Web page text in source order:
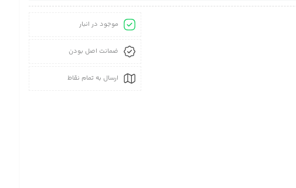
موجود در انبار
ضمانت اصل بودن
ارسال به تمام نقاط